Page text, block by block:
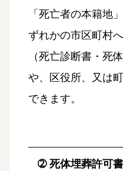
「死亡者の本籍地
ずれかの市区町村
（死亡診断書・死
や、区役所、又は
できます。
➁ 死体埋葬許可書